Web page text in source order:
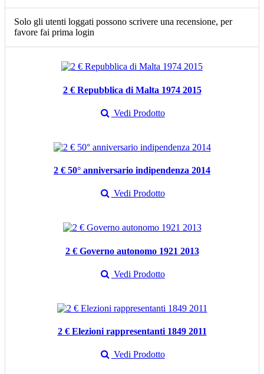
Solo gli utenti loggati possono scrivere una recensione, per
favore fai prima login
2 € Repubblica di Malta 1974 2015
Vedi Prodotto
2 € 50° anniversario indipendenza 2014
Vedi Prodotto
2 € Governo autonomo 1921 2013
Vedi Prodotto
2 € Elezioni rappresentanti 1849 2011
Vedi Prodotto